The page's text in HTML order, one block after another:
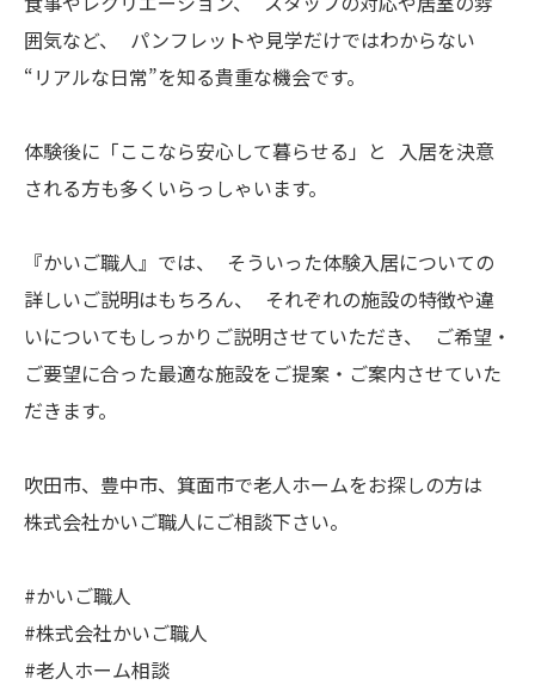
囲気など、 パンフレットや見学だけではわからない
“リアルな日常”を知る貴重な機会です。
体験後に「ここなら安心して暮らせる」と 入居を決意
される方も多くいらっしゃいます。
『かいご職人』では、 そういった体験入居についての
詳しいご説明はもちろん、 それぞれの施設の特徴や違
いについてもしっかりご説明させていただき、 ご希望・
ご要望に合った最適な施設をご提案・ご案内させていた
だきます。
吹田市、豊中市、箕面市で老人ホームをお探しの方は
株式会社かいご職人にご相談下さい。
#かいご職人
#株式会社かいご職人
#老人ホーム相談